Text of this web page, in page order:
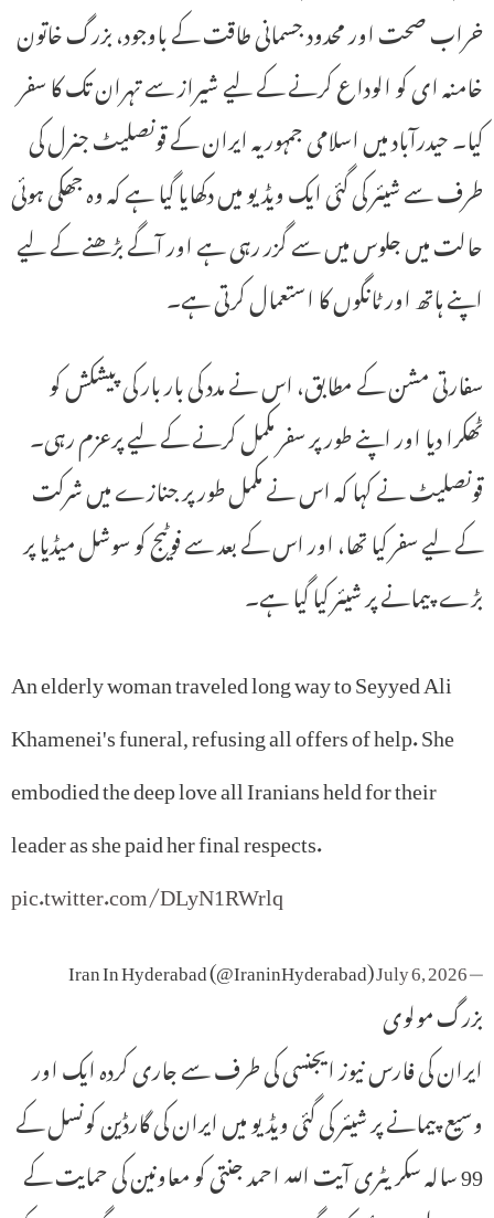
خراب صحت اور محدود جسمانی طاقت کے باوجود، بزرگ خاتون
خامنہ ای کو الوداع کرنے کے لیے شیراز سے تہران تک کا سفر
کیا۔ حیدرآباد میں اسلامی جمہوریہ ایران کے قونصلیٹ جنرل کی
طرف سے شیئر کی گئی ایک ویڈیو میں دکھایا گیا ہے کہ وہ جھکی ہوئی
حالت میں جلوس میں سے گزر رہی ہے اور آگے بڑھنے کے لیے
اپنے ہاتھ اور ٹانگوں کا استعمال کرتی ہے۔
سفارتی مشن کے مطابق، اس نے مدد کی بار بار کی پیشکش کو
ٹھکرا دیا اور اپنے طور پر سفر مکمل کرنے کے لیے پرعزم رہی۔
قونصلیٹ نے کہا کہ اس نے مکمل طور پر جنازے میں شرکت
کے لیے سفر کیا تھا، اور اس کے بعد سے فوٹیج کو سوشل میڈیا پر
بڑے پیمانے پر شیئر کیا گیا ہے۔
An elderly woman traveled long way to Seyyed Ali
Khamenei's funeral, refusing all offers of help. She
embodied the deep love all Iranians held for their
leader as she paid her final respects.
pic.twitter.com/DLyN1RWrlq
— Iran In Hyderabad (@IraninHyderabad)
July 6, 2026
بزرگ مولوی
ایران کی فارس نیوز ایجنسی کی طرف سے جاری کردہ ایک اور
وسیع پیمانے پر شیئر کی گئی ویڈیو میں ایران کی گارڈین کونسل کے
99 سالہ سکریٹری آیت اللہ احمد جنتی کو معاونین کی حمایت کے